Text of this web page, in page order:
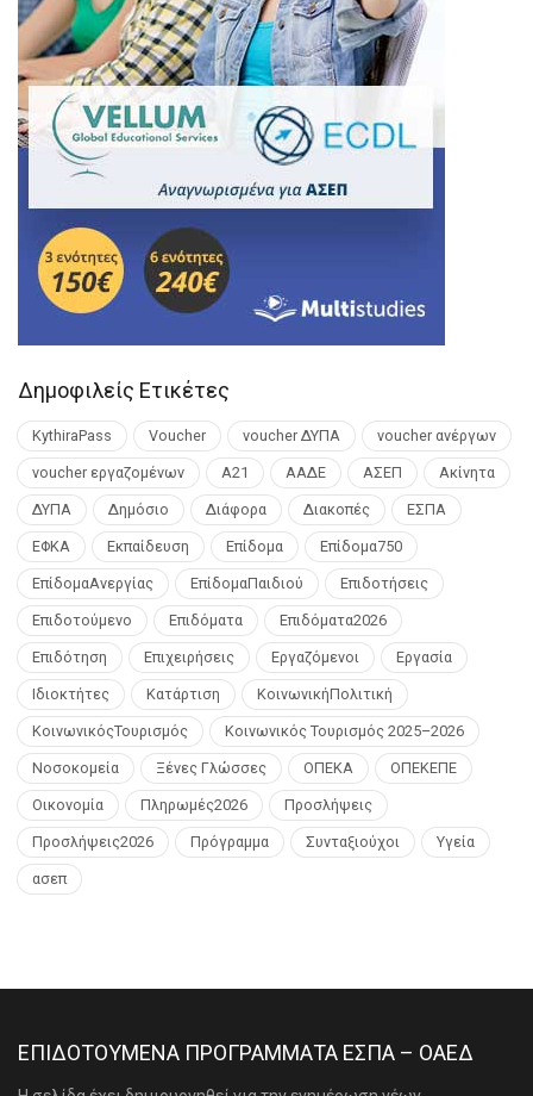
Δημοφιλείς Ετικέτες
KythiraPass Voucher voucher ΔΥΠΑ voucher ανέργων
voucher εργαζομένων Α21 ΑΑΔΕ ΑΣΕΠ Ακίνητα
ΔΥΠΑ Δημόσιο Διάφορα Διακοπές ΕΣΠΑ
ΕΦΚΑ Εκπαίδευση Επίδομα Επίδομα750
ΕπίδομαΑνεργίας ΕπίδομαΠαιδιού Επιδοτήσεις
Επιδοτούμενο Επιδόματα Επιδόματα2026
Επιδότηση Επιχειρήσεις Εργαζόμενοι Εργασία
Ιδιοκτήτες Κατάρτιση ΚοινωνικήΠολιτική
ΚοινωνικόςΤουρισμός Κοινωνικός Τουρισμός 2025–2026
Νοσοκομεία Ξένες Γλώσσες ΟΠΕΚΑ ΟΠΕΚΕΠΕ
Οικονομία Πληρωμές2026 Προσλήψεις
Προσλήψεις2026 Πρόγραμμα Συνταξιούχοι Υγεία
ασεπ
ΕΠΙΔΟΤΟΥΜΕΝΑ ΠΡΟΓΡΑΜΜΑΤΑ ΕΣΠΑ – ΟΑΕΔ